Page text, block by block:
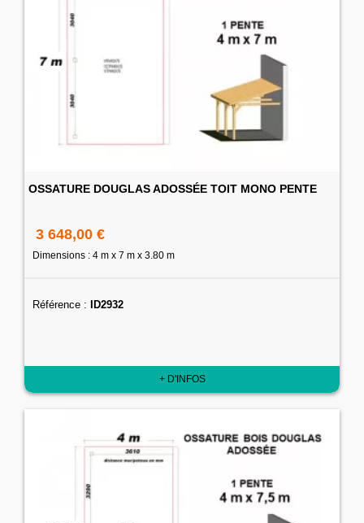
OSSATURE DOUGLAS ADOSSÉE TOIT MONO PENTE
3 648,00 €
Dimensions : 4 m x 7 m x 3.80 m
Référence : ID2932
+ D'INFOS